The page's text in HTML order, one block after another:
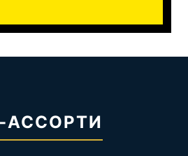
АССОРТИ